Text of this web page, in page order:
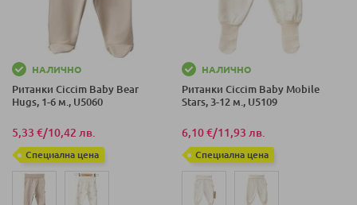
НАЛИЧНО
Ританки Сiсcim Baby Bear
Hugs, 1-6 м., U5060
5,33 €/10,42 лв.
Специална цена
НАЛИЧНО
Ританки Ciсcim Baby Mobile
Stars, 3-12 м., U5109
6,10 €/11,93 лв.
Специална цена